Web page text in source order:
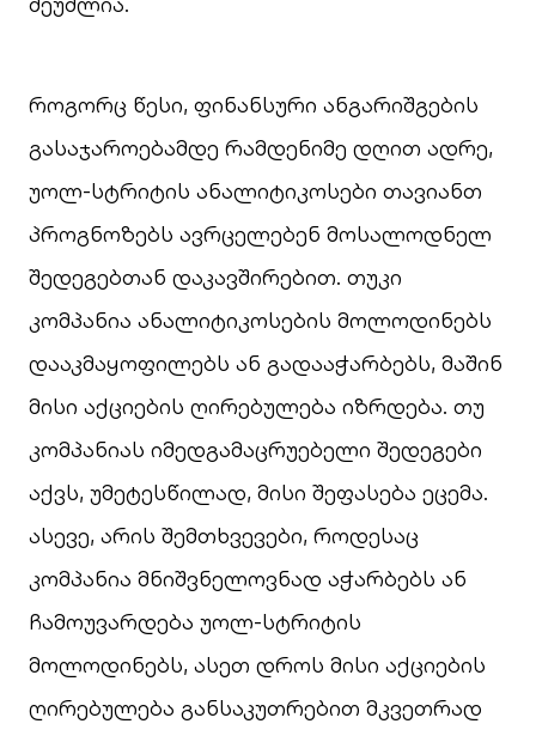
როგორც წესი, ფინანსური ანგარიშგების
გასაჯაროებამდე რამდენიმე დღით ადრე,
უოლ-სტრიტის ანალიტიკოსები თავიანთ
პროგნოზებს ავრცელებენ მოსალოდნელ
შედეგებთან დაკავშირებით. თუკი
კომპანია ანალიტიკოსების მოლოდინებს
დააკმაყოფილებს ან გადააჭარბებს, მაშინ
მისი აქციების ღირებულება იზრდება. თუ
კომპანიას იმედგამაცრუებელი შედეგები
აქვს, უმეტესწილად, მისი შეფასება ეცემა.
ასევე, არის შემთხვევები, როდესაც
კომპანია მნიშვნელოვნად აჭარბებს ან
ჩამოუვარდება უოლ-სტრიტის
მოლოდინებს, ასეთ დროს მისი აქციების
ღირებულება განსაკუთრებით მკვეთრად